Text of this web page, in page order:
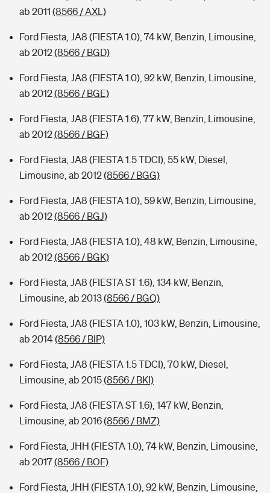
ab 2011 (8566 / AXL)
Ford Fiesta, JA8 (FIESTA 1.0), 74 kW, Benzin, Limousine,
ab 2012(8566 / BGD)
Ford Fiesta, JA8 (FIESTA 1.0), 92 kW, Benzin, Limousine,
ab 2012(8566 / BGE)
Ford Fiesta, JA8 (FIESTA 1.6), 77 kW, Benzin, Limousine,
ab 2012(8566 / BGF)
Ford Fiesta, JA8 (FIESTA 1.5 TDCI), 55 kW, Diesel,
Limousine, ab 2012(8566 / BGG)
Ford Fiesta, JA8 (FIESTA 1.0), 59 kW, Benzin, Limousine,
ab 2012(8566 / BGJ)
Ford Fiesta, JA8 (FIESTA 1.0), 48 kW, Benzin, Limousine,
ab 2012(8566 / BGK)
Ford Fiesta, JA8 (FIESTA ST 1.6), 134 kW, Benzin,
Limousine, ab 2013(8566 / BGQ)
Ford Fiesta, JA8 (FIESTA 1.0), 103 kW, Benzin, Limousine,
ab 2014(8566 / BIP)
Ford Fiesta, JA8 (FIESTA 1.5 TDCI), 70 kW, Diesel,
Limousine, ab 2015(8566 / BKI)
Ford Fiesta, JA8 (FIESTA ST 1.6), 147 kW, Benzin,
Limousine, ab 2016(8566 / BMZ)
Ford Fiesta, JHH (FIESTA 1.0), 74 kW, Benzin, Limousine,
ab 2017(8566 / BOF)
Ford Fiesta, JHH (FIESTA 1.0), 92 kW, Benzin, Limousine,